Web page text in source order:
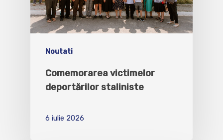
Noutati
Comemorarea victimelor
deportărilor staliniste
6 iulie 2026